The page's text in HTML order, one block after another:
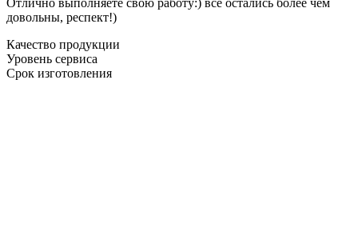
довольны, респект!)
Качество продукции
Уровень сервиса
Срок изготовления